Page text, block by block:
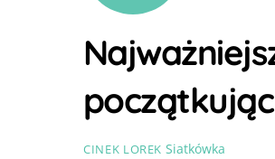
CINEK LOREK Siatkówka